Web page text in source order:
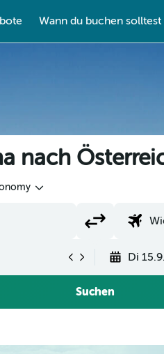
Wann du buchen solltest
nach
Di 15.9.
Suchen